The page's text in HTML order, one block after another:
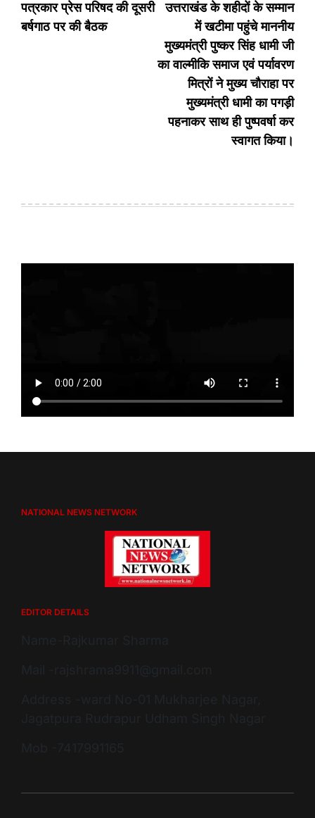
navigation
पत्रकार प्रेस परिषद की दूसरी
बर्षगाठ पर की बैठक
उत्तराखंड के शहीदों के सम्मान
में खटीमा पहुंचे माननीय
मुख्यमंत्री पुष्कर सिंह धामी जी
का वाल्मीकि समाज एवं पर्यावरण
मित्रों ने मुख्य चौराहा पर
मुख्यमंत्री धामी का पगड़ी
पहनाकर साथ ही पुष्पवर्षा कर
स्वागत किया।
NATIONAL NEWS NETWORK
EDITOR DETAILS